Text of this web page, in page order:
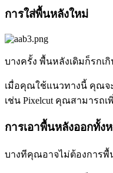
การใส่พื้นหลังใหม่
บางครั้ง พื้นหลังเดิมก็รก
เมื่อคุณใช้แนวทางนี้ คุณจ
เช่น Pixelcut คุณสามารถ
การเอาพื้นหลังออกทั้ง
บางทีคุณอาจไม่ต้องการพื้